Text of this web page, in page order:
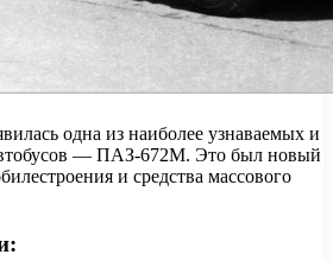
одна из наиболее узнаваемых и
— ПАЗ-672М. Это был новый
и средства массового